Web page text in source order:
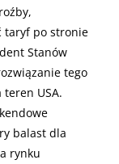
taryf po stronie
Stanów
tego
USA.
balast dla
rynku